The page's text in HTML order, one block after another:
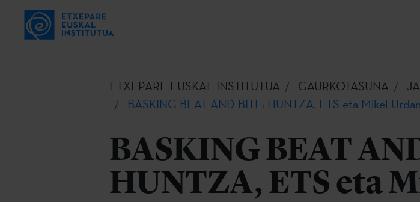
ETXEPARE EUSKAL INSTITUTUA GAURKOTASUNA
BASKING BEAT AND BITE: HUNTZA, ETS eta Mikel
BASKING BEAT
HUNTZA, ETS eta